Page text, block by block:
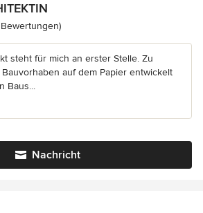
5 von 5 Sternen
steht für mich an erster Stelle. Zu
auf dem Papier entwickelt
Baus...
Nachricht